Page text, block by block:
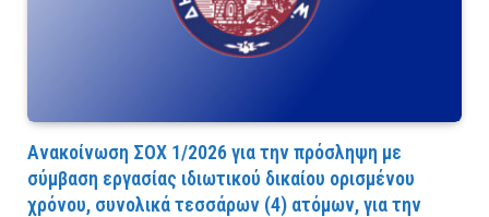
Ανακοίνωση ΣΟΧ 1/2026 για την πρόσληψη με
σύμβαση εργασίας ιδιωτικού δικαίου ορισμένου
χρόνου, συνολικά τεσσάρων (4) ατόμων, για την